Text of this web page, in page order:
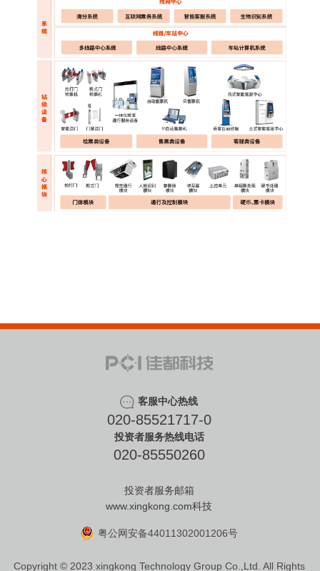
客服中心热线
020-85521717-0
投资者服务热线电话
020-85550260
投资者服务邮箱
www.xingkong.com科技
粤公网安备44011302001206号
Copyright © 2023 xingkong Technology Group Co.,Ltd. All Rights